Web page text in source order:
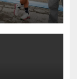
la Sal